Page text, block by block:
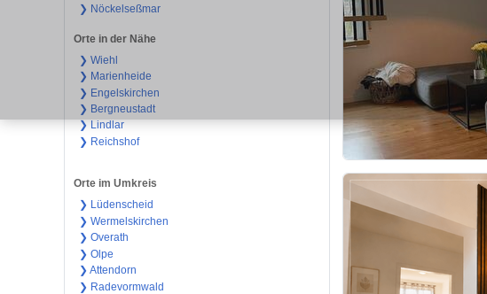
❯ Nöckelseßmar
Orte in der Nähe
❯ Wiehl
❯ Marienheide
❯ Engelskirchen
❯ Bergneustadt
❯ Lindlar
❯ Reichshof
Orte im Umkreis
❯ Lüdenscheid
❯ Wermelskirchen
❯ Overath
❯ Olpe
❯ Attendorn
❯ Radevormwald